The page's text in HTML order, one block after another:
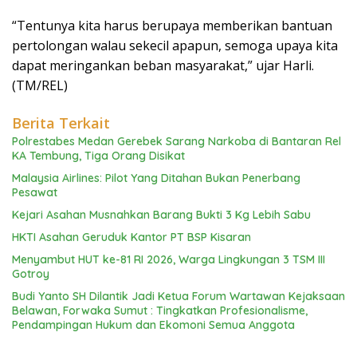
“Tentunya kita harus berupaya memberikan bantuan
pertolongan walau sekecil apapun, semoga upaya kita
dapat meringankan beban masyarakat,” ujar Harli.
(TM/REL)
Berita Terkait
Polrestabes Medan Gerebek Sarang Narkoba di Bantaran Rel
KA Tembung, Tiga Orang Disikat
Malaysia Airlines: Pilot Yang Ditahan Bukan Penerbang
Pesawat
Kejari Asahan Musnahkan Barang Bukti 3 Kg Lebih Sabu
HKTI Asahan Geruduk Kantor PT BSP Kisaran
Menyambut HUT ke-81 RI 2026, Warga Lingkungan 3 TSM III
Gotroy
Budi Yanto SH Dilantik Jadi Ketua Forum Wartawan Kejaksaan
Belawan, Forwaka Sumut : Tingkatkan Profesionalisme,
Pendampingan Hukum dan Ekomoni Semua Anggota